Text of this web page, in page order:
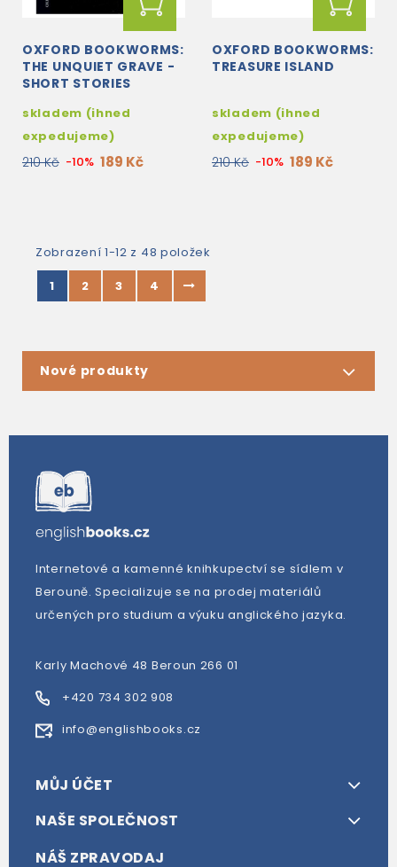
OXFORD BOOKWORMS:
THE UNQUIET GRAVE -
SHORT STORIES
skladem (ihned
expedujeme)
210 Kč -10% 189 Kč
OXFORD BOOKWORMS:
TREASURE ISLAND
skladem (ihned
expedujeme)
210 Kč -10% 189 Kč
Zobrazení 1-12 z 48 položek
1
2 3 4
Nové produkty
Internetové a kamenné knihkupectví se sídlem v
Berouně. Specializuje se na prodej materiálů
určených pro studium a výuku anglického jazyka.
Karly Machové 48 Beroun 266 01
+420 734 302 908
info@englishbooks.cz
MŮJ ÚČET
NAŠE SPOLEČNOST
NÁŠ ZPRAVODAJ